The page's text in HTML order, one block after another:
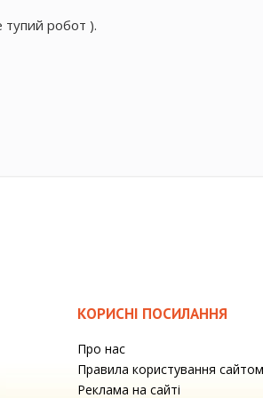
робот ).
КОРИСНІ ПОСИЛАННЯ
Про нас
Правила користування сайтом
Реклама на сайті